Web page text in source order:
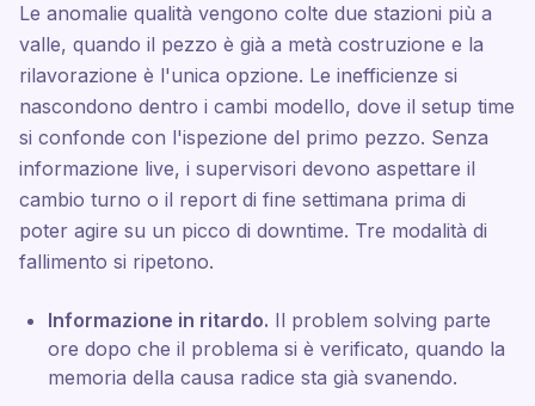
Le anomalie qualità vengono colte due stazioni più a
valle, quando il pezzo è già a metà costruzione e la
rilavorazione è l'unica opzione. Le inefficienze si
nascondono dentro i cambi modello, dove il setup time
si confonde con l'ispezione del primo pezzo. Senza
informazione live, i supervisori devono aspettare il
cambio turno o il report di fine settimana prima di
poter agire su un picco di downtime. Tre modalità di
fallimento si ripetono.
Informazione in ritardo. Il problem solving parte
ore dopo che il problema si è verificato, quando la
memoria della causa radice sta già svanendo.